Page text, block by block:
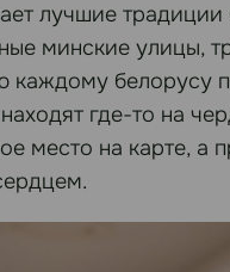
лучшие традиции
минские улицы,
каждому белорусу
где-то на
место на карте, а